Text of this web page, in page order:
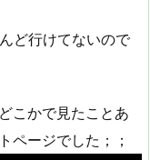
ど行けてないので
こかで見たことあ
ページでした；；